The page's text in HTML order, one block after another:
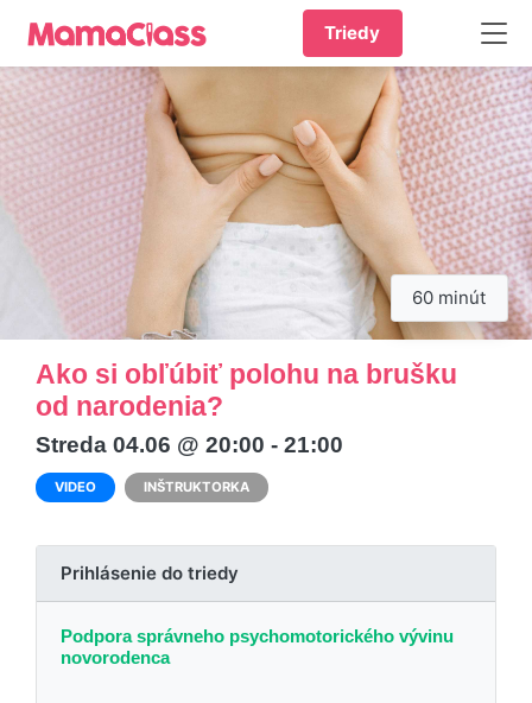
Triedy
60 minút
Ako si obľúbiť polohu na brušku
od narodenia?
Streda 04.06 @ 20:00 - 21:00
VIDEO INŠTRUKTORKA
Prihlásenie do triedy
Podpora správneho psychomotorického vývinu
novorodenca